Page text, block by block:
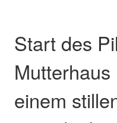
Start des
einem